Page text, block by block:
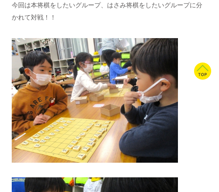
今回は本将棋をしたいグループ、はさみ将棋をしたいグループに分
かれて対戦！！